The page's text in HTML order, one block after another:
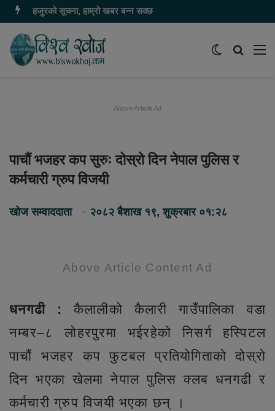
हजुरको सूचना, हाम्रो खबर बन्न सक्छ
समाचार
Switch
Above Article Ad
पाचौं भजहर कप सुरुः दोस्रो दिन नेपाल पुलिस र
कर्मचारी ग्रुप विजयी
खोज सम्वाददाता २०८२ बैशाख १९, शुक्रबार ०१:२८
Above Article Content Ad
धनगढी :कैलालीको कैलारी गाउँपालिका वडा
नम्बर–८ लोहरपुरमा भईरहेको निसर्ग हस्पिटल
पाचौं भजहर कप फुटबल प्रतियोगिताको दोस्रो
दिन भएका खेलमा नेपाल पुलिस क्लब धनगढी र
कर्मचारी ग्रुप विजयी भएका छन् ।